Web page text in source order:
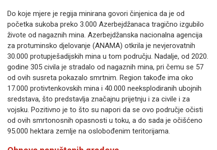
Do koje mjere je regija minirana govori činjenica da je od
početka sukoba preko 3.000 Azerbejdžanaca tragično izgubilo
živote od nagaznih mina. Azerbejdžanska nacionalna agencija
za protuminsko djelovanje (ANAMA) otkrila je nevjerovatnih
30.000 protupješadijskih mina u tom području. Nadalje, od 2020.
godine 305 civila je stradalo od nagaznih mina, pri čemu se 57
od ovih susreta pokazalo smrtnim. Region takođe ima oko
17.000 protivtenkovskih mina i 40.000 neeksplodiranih ubojnih
sredstava, što predstavlja značajnu prijetnju i za civile i za
vojsku. Pozitivno je to što su napori da se ovo područje očisti
od ovih smrtonosnih opasnosti u toku, a do sada je očišćeno
95.000 hektara zemlje na oslobođenim teritorijama.